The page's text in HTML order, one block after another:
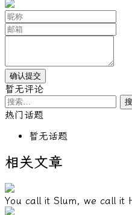
暂无评论
搜
索：
热门话题
暂无话题
相关文章
You call it Slum, we call it